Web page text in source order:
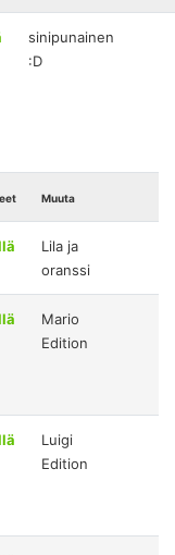
sinipunainen
:D
Muuta
Lila ja
oranssi
Mario
Edition
Luigi
Edition